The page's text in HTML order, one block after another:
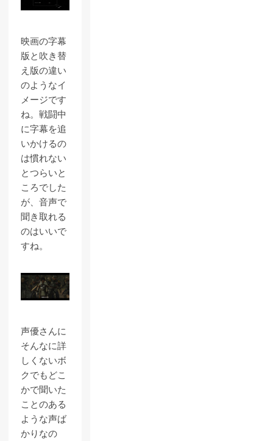
映画の字幕
版と吹き替
え版の違い
のようなイ
メージです
ね。戦闘中
に字幕を追
いかけるの
は慣れない
とつらいと
ころでした
が、音声で
聞き取れる
のはいいで
すね。
声優さんに
そんなに詳
しくないボ
クでもどこ
かで聞いた
ことのある
ような声ば
かりなの